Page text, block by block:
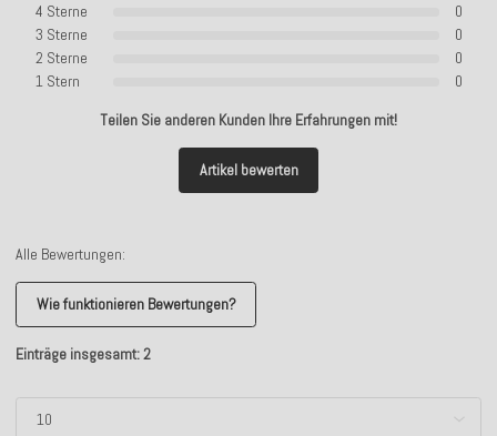
4 Sterne
0
3 Sterne
0
2 Sterne
0
1 Stern
0
Teilen Sie anderen Kunden Ihre Erfahrungen mit!
Artikel bewerten
Alle Bewertungen:
Wie funktionieren Bewertungen?
Einträge insgesamt: 2